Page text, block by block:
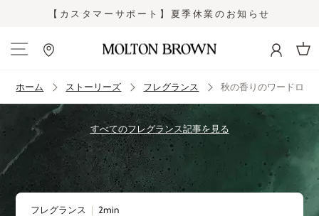
キ
プ
る
ラ
イ
シ
ョ
ー
を
止
め
る
【カスタマーサポート】夏季休業のお知らせ
ホーム ストーリーズ フレグランス 秋の香りのワードロー
すべてのフレグランス記事を見る
フレグランス | 2min